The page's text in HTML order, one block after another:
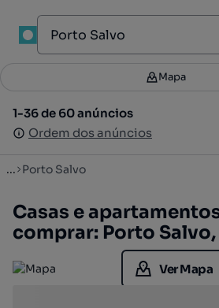
Filtros 1
1-36 de 60 anúncios
Ordem dos anúncios
Mapa
1-36 de 60 anúncios
Ordem dos anúncios
... Porto Salvo
Casas e
comprar: Porto
Ver Mapa